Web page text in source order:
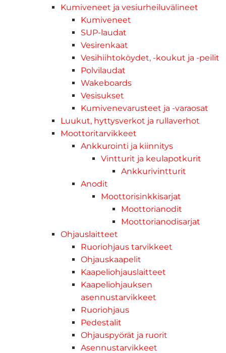
Kumiveneet ja vesiurheiluvälineet
Kumiveneet
SUP-laudat
Vesirenkaat
Vesihiihtoköydet, -koukut ja -peilit
Polvilaudat
Wakeboards
Vesisukset
Kumivenevarusteet ja -varaosat
Luukut, hyttysverkot ja rullaverhot
Moottoritarvikkeet
Ankkurointi ja kiinnitys
Vintturit ja keulapotkurit
Ankkurivintturit
Anodit
Moottorisinkkisarjat
Moottorianodit
Moottorianodisarjat
Ohjauslaitteet
Ruoriohjaus tarvikkeet
Ohjauskaapelit
Kaapeliohjauslaitteet
Kaapeliohjauksen
asennustarvikkeet
Ruoriohjaus
Pedestalit
Ohjauspyörät ja ruorit
Asennustarvikkeet